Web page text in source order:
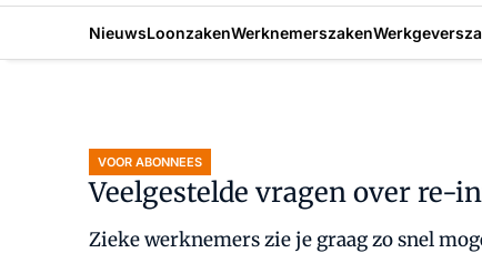
NieuwsLoonzakenWerknemerszaken
VOOR ABONNEES
Veelgestelde vragen over re-
Zieke werknemers zie je graag zo snel